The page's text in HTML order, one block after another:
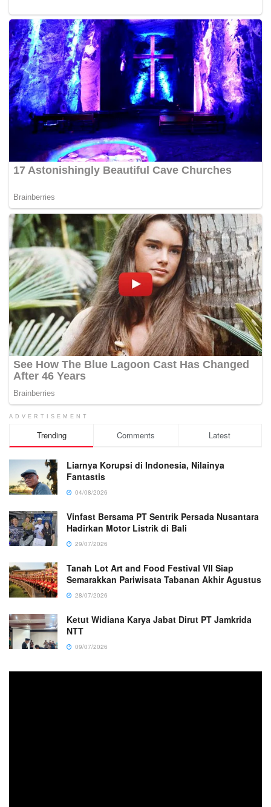
ADVERTISEMENT
Trending Comments Latest
Liarnya Korupsi di Indonesia, Nilainya
Fantastis
04/08/2026
Vinfast Bersama PT Sentrik Persada Nusantara
Hadirkan Motor Listrik di Bali
29/07/2026
Tanah Lot Art and Food Festival VII Siap
Semarakkan Pariwisata Tabanan Akhir Agustus
28/07/2026
Ketut Widiana Karya Jabat Dirut PT Jamkrida
NTT
09/07/2026